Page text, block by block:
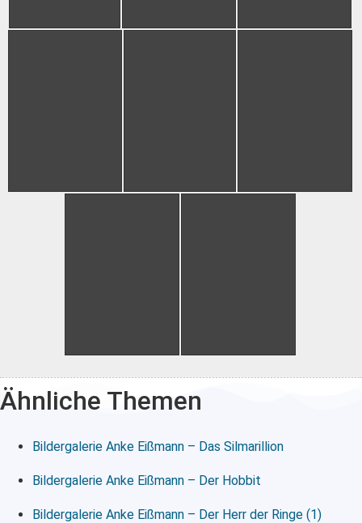
Ähnliche Themen
Bildergalerie Anke Eißmann – Das Silmarillion
Bildergalerie Anke Eißmann – Der Hobbit
Bildergalerie Anke Eißmann – Der Herr der Ringe (1)